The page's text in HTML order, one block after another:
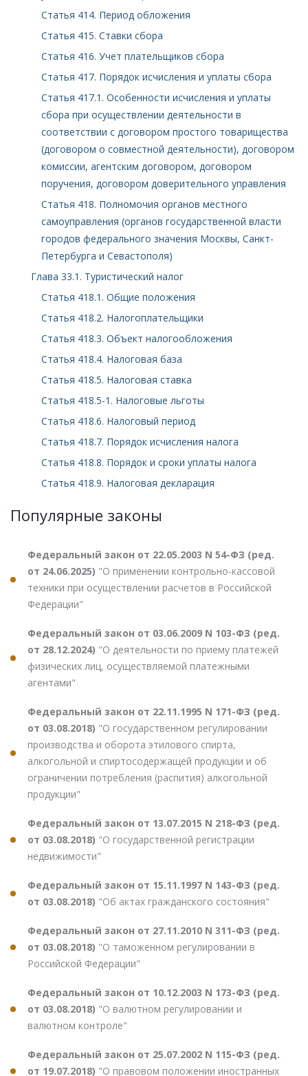
Статья 414. Период обложения
Статья 415. Ставки сбора
Статья 416. Учет плательщиков сбора
Статья 417. Порядок исчисления и уплаты сбора
Статья 417.1. Особенности исчисления и уплаты
сбора при осуществлении деятельности в
соответствии с договором простого товарищества
(договором о совместной деятельности), договором
комиссии, агентским договором, договором
поручения, договором доверительного управления
Статья 418. Полномочия органов местного
самоуправления (органов государственной власти
городов федерального значения Москвы, Санкт-
Петербурга и Севастополя)
Глава 33.1. Туристический налог
Статья 418.1. Общие положения
Статья 418.2. Налогоплательщики
Статья 418.3. Объект налогообложения
Статья 418.4. Налоговая база
Статья 418.5. Налоговая ставка
Статья 418.5-1. Налоговые льготы
Статья 418.6. Налоговый период
Статья 418.7. Порядок исчисления налога
Статья 418.8. Порядок и сроки уплаты налога
Статья 418.9. Налоговая декларация
Популярные законы
Федеральный закон от 22.05.2003 N 54-ФЗ (ред.
от 24.06.2025) "О применении контрольно-кассовой
техники при осуществлении расчетов в Российской
Федерации"
Федеральный закон от 03.06.2009 N 103-ФЗ (ред.
от 28.12.2024) "О деятельности по приему платежей
физических лиц, осуществляемой платежными
агентами"
Федеральный закон от 22.11.1995 N 171-ФЗ (ред.
от 03.08.2018) "О государственном регулировании
производства и оборота этилового спирта,
алкогольной и спиртосодержащей продукции и об
ограничении потребления (распития) алкогольной
продукции"
Федеральный закон от 13.07.2015 N 218-ФЗ (ред.
от 03.08.2018) "О государственной регистрации
недвижимости"
Федеральный закон от 15.11.1997 N 143-ФЗ (ред.
от 03.08.2018) "Об актах гражданского состояния"
Федеральный закон от 27.11.2010 N 311-ФЗ (ред.
от 03.08.2018) "О таможенном регулировании в
Российской Федерации"
Федеральный закон от 10.12.2003 N 173-ФЗ (ред.
от 03.08.2018) "О валютном регулировании и
валютном контроле"
Федеральный закон от 25.07.2002 N 115-ФЗ (ред.
от 19.07.2018) "О правовом положении иностранных